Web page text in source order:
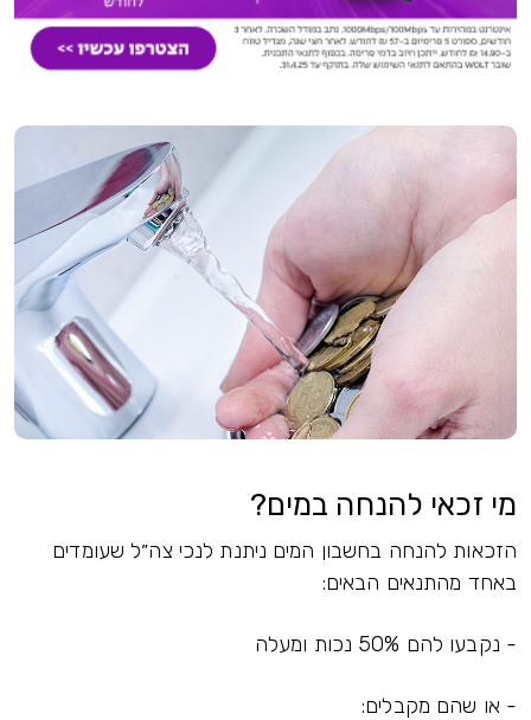
מי זכאי להנחה במים?
הזכאות להנחה בחשבון המים ניתנת לנכי צה״ל שעומדים
באחד מהתנאים הבאים:
- נקבעו להם 50% נכות ומעלה
- או שהם מקבלים: